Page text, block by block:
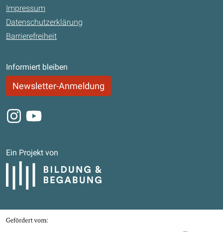
Impressum
Datenschutzerklärung
Barrierefreiheit
Informiert bleiben
Newsletter-Anmeldung
Instagram
Youtube
Ein Projekt von
Bildung und Begabung
Gefördert von
Bundesministerium für Bildung, Familie, Senioren, Frauen und Jugend